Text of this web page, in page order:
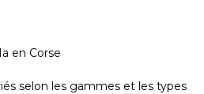
en Corse
selon les gammes et les types